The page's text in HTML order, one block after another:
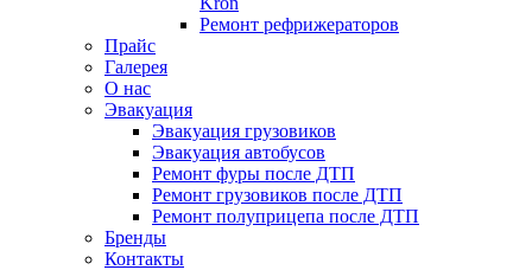
Ремонт рефрижераторов
Прайс
Галерея
О нас
Эвакуация
Эвакуация грузовиков
Эвакуация автобусов
Ремонт фуры после ДТП
Ремонт грузовиков после ДТП
Ремонт полуприцепа после ДТП
Бренды
Контакты